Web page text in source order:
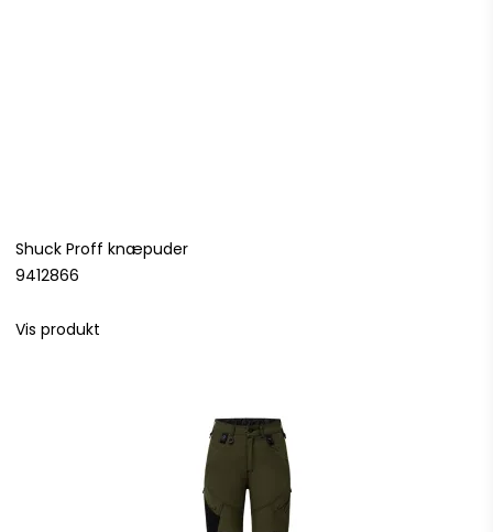
Shuck Proff knæpuder
9412866
Vis produkt